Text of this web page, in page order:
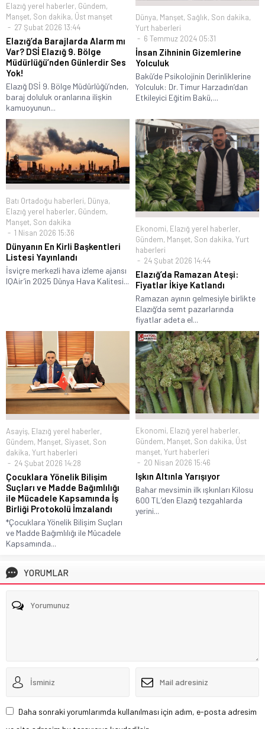
Elazığ yerel haberler, Gündem,
Manşet, Son dakika, Üst manşet
27 Şubat 2026 13:44
Elazığ’da Barajlarda Alarm mı
Var? DSİ Elazığ 9. Bölge
Müdürlüğü’nden Günlerdir Ses
Yok!
Elazığ DSİ 9. Bölge Müdürlüğü’nden,
baraj doluluk oranlarına ilişkin
kamuoyunun...
Dünya, Manşet, Sağlık, Son dakika,
Yurt haberleri
6 Temmuz 2024 05:31
İnsan Zihninin Gizemlerine
Yolculuk
Bakü’de Psikolojinin Derinliklerine
Yolculuk: Dr. Timur Harzadın’dan
Etkileyici Eğitim Bakü,...
Batı Ortadoğu haberleri, Dünya,
Elazığ yerel haberler, Gündem,
Manşet, Son dakika
1 Nisan 2026 15:36
Dünyanın En Kirli Başkentleri
Listesi Yayınlandı
İsviçre merkezli hava izleme ajansı
IQAir’in 2025 Dünya Hava Kalitesi...
Ekonomi, Elazığ yerel haberler,
Gündem, Manşet, Son dakika, Yurt
haberleri
24 Şubat 2026 14:44
Elazığ’da Ramazan Ateşi:
Fiyatlar İkiye Katlandı
Ramazan ayının gelmesiyle birlikte
Elazığ’da semt pazarlarında
fiyatlar adeta el...
Asayiş, Elazığ yerel haberler,
Gündem, Manşet, Siyaset, Son
dakika, Yurt haberleri
24 Şubat 2026 14:28
Çocuklara Yönelik Bilişim
Suçları ve Madde Bağımlılığı
ile Mücadele Kapsamında İş
Birliği Protokolü İmzalandı
*Çocuklara Yönelik Bilişim Suçları
ve Madde Bağımlılığı ile Mücadele
Kapsamında...
Ekonomi, Elazığ yerel haberler,
Gündem, Manşet, Son dakika, Üst
manşet, Yurt haberleri
20 Nisan 2026 15:46
Işkın Altınla Yarışıyor
Bahar mevsimin ilk ışkınları Kilosu
600 TL’den Elazığ tezgahlarda
yerini...
YORUMLAR
Daha sonraki yorumlarımda kullanılması için adım, e-posta adresim